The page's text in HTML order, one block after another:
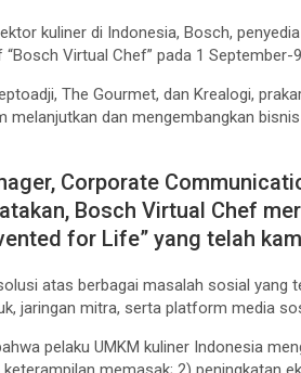
kuliner di Indonesia, Bosch,
Virtual Chef” pada 1 September-
The Gourmet, dan Krealogi,
melanjutkan dan mengembangkan
Corporate
Bosch Virtual Chef
for Life” yang telah
atas berbagai masalah sosial yang
jaringan mitra, serta platform media
pelaku UMKM kuliner Indonesia